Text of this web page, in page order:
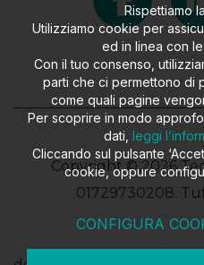
Copyright © 2026
01729730208.
Rispettiamo
Utilizziamo cookie per
ed in linea con
Con il tuo consenso,
parti che ci permettono di
come quali pagine
Per scoprire in modo
dati, leggi
Cliccando sul pulsante
cookie, oppure
CONFIGURA